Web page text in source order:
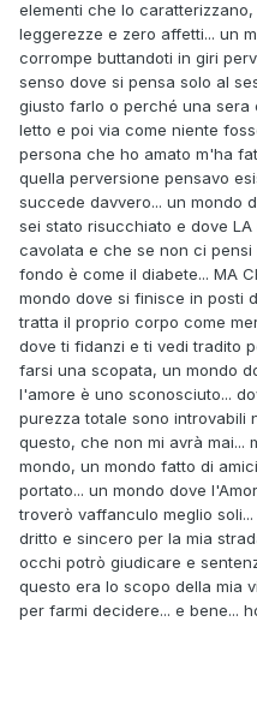
elementi che lo
leggerezze e zero affetti... un
corrompe buttandoti in giri
senso dove si pensa solo al
giusto farlo o perché una
letto e poi via come niente
persona che ho amato m'ha
quella perversione pensavo
succede davvero... un mondo
sei stato risucchiato e dove
cavolata e che se non ci
fondo è come il diabete... MA
mondo dove si finisce in posti
tratta il proprio corpo come
dove ti fidanzi e ti vedi tradito
farsi una scopata, un mondo
l'amore è uno sconosciuto...
purezza totale sono introvabili
questo, che non mi avrà mai...
mondo, un mondo fatto di
portato... un mondo dove
troverò vaffanculo meglio
dritto e sincero per la mia
occhi potrò giudicare e
questo era lo scopo della mia
per farmi decidere... e bene...